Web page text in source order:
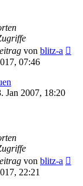
von blitz-a
07:46
Jan 2007, 18:20
von blitz-a
22:21